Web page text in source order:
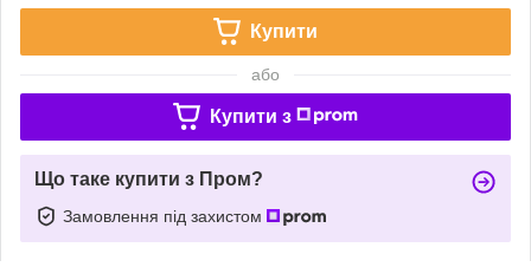
Купити
або
Купити з
Що таке купити з Пром?
Замовлення під захистом